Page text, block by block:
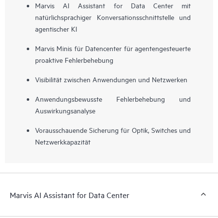
Marvis AI Assistant for Data Center sprechen, einem
wichtigen Schritt auf dem Weg zu selbstfahrenden
Datencenter-Netzwerken.
Marvis AI Assistant for Data Center mit
natürlichsprachiger Konversationsschnittstelle und
agentischer KI
Marvis Minis für Datencenter für agentengesteuerte
proaktive Fehlerbehebung
Visibilität zwischen Anwendungen und Netzwerken
Anwendungsbewusste Fehlerbehebung und
Auswirkungsanalyse
Vorausschauende Sicherung für Optik, Switches und
Netzwerkkapazität
Marvis AI Assistant for Data Center